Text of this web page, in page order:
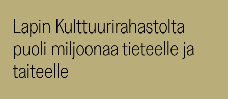
Lapin Kulttuurirahastolta
puoli miljoonaa tieteelle ja
taiteelle